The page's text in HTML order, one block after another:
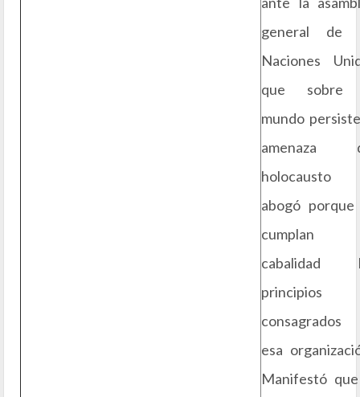
general de
Naciones
que sobre
mundo
amenaza
abogó porque
cumplan
cabalidad
principios
consagrados
esa
Manifestó